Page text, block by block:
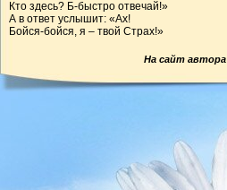
Кто здесь? Б-быстро отвечай!»
А в ответ услышит: «Ах!
Бойся-бойся, я – твой Страх!»
На сайт автора